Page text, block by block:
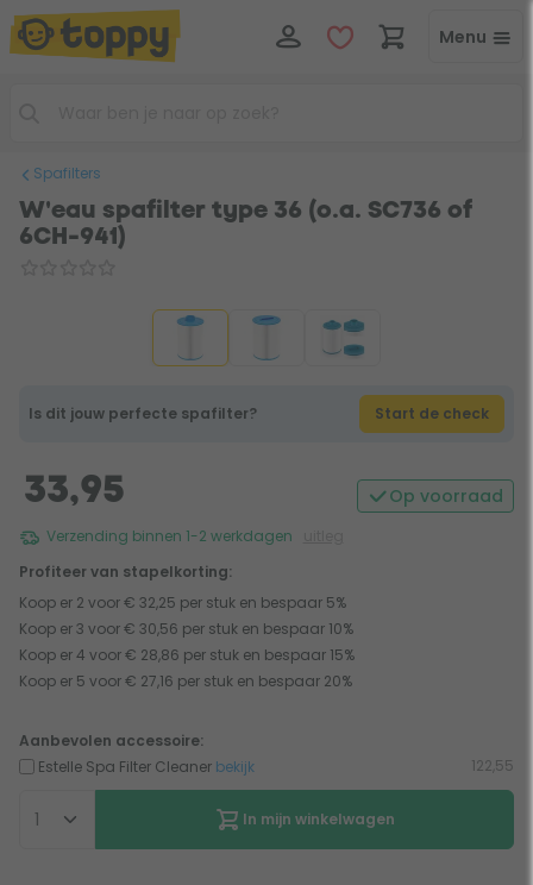
Menu
Spafilters
W'eau spafilter type 36 (o.a. SC736 of
6CH-941)
Is dit jouw perfecte spafilter? Start de check
33,95 Op voorraad
Verzending binnen 1-2 werkdagen
Profiteer van stapelkorting:
Koop er 2 voor € 32,25 per stuk en bespaar 5%
Koop er 3 voor € 30,56 per stuk en bespaar 10%
Koop er 4 voor € 28,86 per stuk en bespaar 15%
Koop er 5 voor € 27,16 per stuk en bespaar 20%
Aanbevolen accessoire:
Estelle Spa Filter Cleaner bekijk 122,55
In mijn winkelwagen